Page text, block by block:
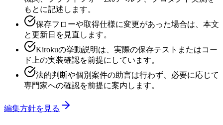
もとに記述します。
保存フローや取得仕様に変更があった場合は、本文
と更新日を見直します。
Kirokuの挙動説明は、実際の保存テストまたはコー
ド上の実装確認を前提にしています。
法的判断や個別案件の助言は行わず、必要に応じて
専門家への確認を前提に案内します。
編集方針を見る